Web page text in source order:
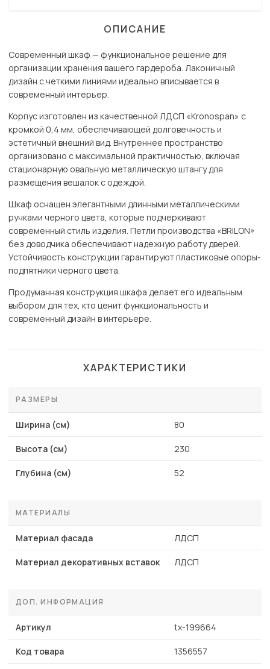
ОПИСАНИЕ
Современный шкаф — функциональное решение для
организации хранения вашего гардероба. Лаконичный
дизайн с четкими линиями идеально вписывается в
современный интерьер.
Корпус изготовлен из качественной ЛДСП «Kronospan» с
кромкой 0,4 мм, обеспечивающей долговечность и
эстетичный внешний вид. Внутреннее пространство
организовано с максимальной практичностью, включая
стационарную овальную металлическую штангу для
размещения вешалок с одеждой.
Шкаф оснащен элегантными длинными металлическими
ручками черного цвета, которые подчеркивают
современный стиль изделия. Петли производства «BRILON»
без доводчика обеспечивают надежную работу дверей.
Устойчивость конструкции гарантируют пластиковые опоры-
подпятники черного цвета.
Продуманная конструкция шкафа делает его идеальным
выбором для тех, кто ценит функциональность и
современный дизайн в интерьере.
ХАРАКТЕРИСТИКИ
РАЗМЕРЫ
Ширина (см) 80
Высота (см) 230
Глубина (см) 52
МАТЕРИАЛЫ
Материал фасада ЛДСП
Материал декоративных вставок ЛДСП
ДОП. ИНФОРМАЦИЯ
Артикул tx-199664
Код товара 1356557